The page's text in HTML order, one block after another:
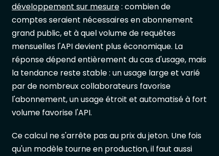
développement sur mesure: combien de
comptes seraient nécessaires en abonnement
grand public, et à quel volume de requêtes
mensuelles l'API devient plus économique. La
réponse dépend entièrement du cas d'usage, mais
la tendance reste stable : un usage large et varié
par de nombreux collaborateurs favorise
l'abonnement, un usage étroit et automatisé à fort
volume favorise l'API.
Ce calcul ne s'arrête pas au prix du jeton. Une fois
qu'un modèle tourne en production, il faut aussi